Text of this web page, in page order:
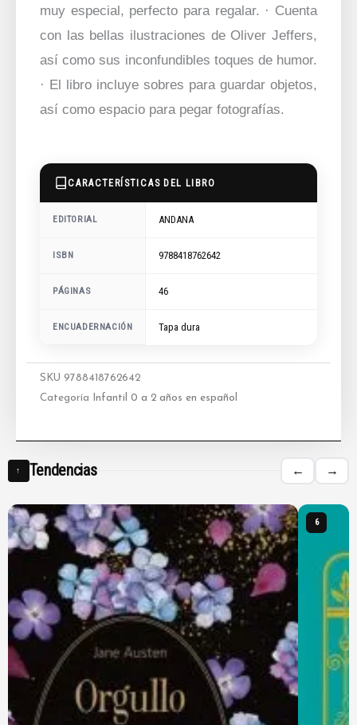
muy especial, perfecto para regalar. · Cuenta
con las bellas ilustraciones de Oliver Jeffers,
así como sus inconfundibles toques de humor.
· El libro incluye sobres para guardar objetos,
así como espacio para pegar fotografías.
CARACTERÍSTICAS DEL LIBRO
EDITORIAL ANDANA
ISBN 9788418762642
PÁGINAS 46
ENCUADERNACIÓN Tapa dura
SKU 9788418762642
Categoría
Infantil 0 a 2 años en español
↑ Tendencias ← →